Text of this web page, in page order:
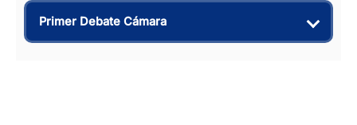
Primer Debate Cámara